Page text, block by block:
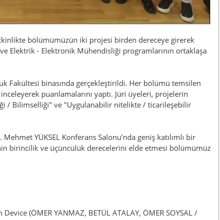
bölümümüzün iki projesi birden dereceye girerek
Elektrik - Elektronik Mühendisliği programlarının ortaklaşa
Fakültesi binasında gerçekleştirildi. Her bölümü temsilen
puanlamalarını yaptı. Jüri üyeleri, projelerin
/ Bilimselliği" ve "Uygulanabilir nitelikte / ticarileşebilir
YÜKSEL Konferans Salonu’nda geniş katılımlı bir
birincilik ve üçüncülük derecelerini elde etmesi bölümümüz
(ÖMER YANMAZ, BETÜL ATALAY, ÖMER SOYSAL /